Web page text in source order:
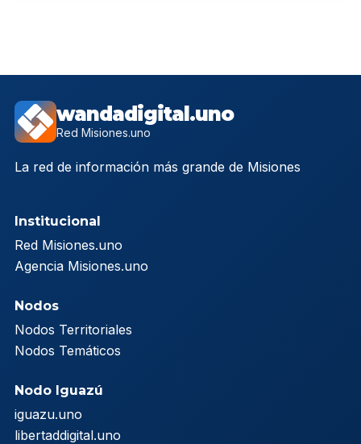
wandadigital.uno
Red Misiones.uno
La red de información más grande de Misiones
Institucional
Red Misiones.uno
Agencia Misiones.uno
Nodos
Nodos Territoriales
Nodos Temáticos
Nodo Iguazú
iguazu.uno
libertaddigital.uno